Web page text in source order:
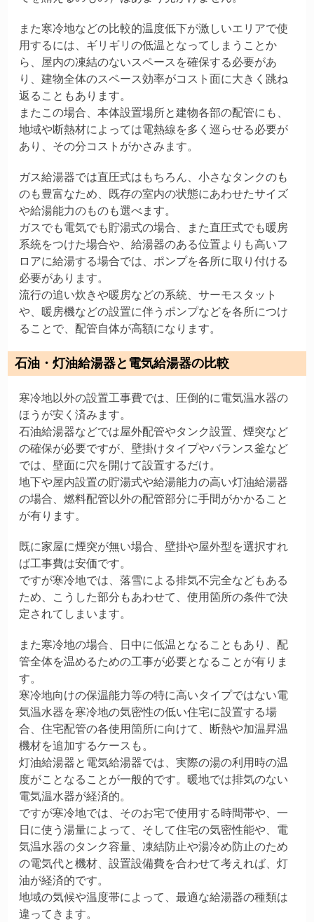
また寒冷地などの比較的温度低下が激しいエリアで使
用するには、ギリギリの低温となってしまうことか
ら、屋内の凍結のないスペースを確保する必要があ
り、建物全体のスペース効率がコスト面に大きく跳ね
返ることもあります。
またこの場合、本体設置場所と建物各部の配管にも、
地域や断熱材によっては電熱線を多く巡らせる必要が
あり、その分コストがかさみます。
ガス給湯器では直圧式はもちろん、小さなタンクのも
のも豊富なため、既存の室内の状態にあわせたサイズ
や給湯能力のものも選べます。
ガスでも電気でも貯湯式の場合、また直圧式でも暖房
系統をつけた場合や、給湯器のある位置よりも高いフ
ロアに給湯する場合では、ポンプを各所に取り付ける
必要があります。
流行の追い炊きや暖房などの系統、サーモスタット
や、暖房機などの設置に伴うポンプなどを各所につけ
ることで、配管自体が高額になります。
石油・灯油給湯器と電気給湯器の比較
寒冷地以外の設置工事費では、圧倒的に電気温水器の
ほうが安く済みます。
石油給湯器などでは屋外配管やタンク設置、煙突など
の確保が必要ですが、壁掛けタイプやバランス釜など
では、壁面に穴を開けて設置するだけ。
地下や屋内設置の貯湯式や給湯能力の高い灯油給湯器
の場合、燃料配管以外の配管部分に手間がかかること
が有ります。
既に家屋に煙突が無い場合、壁掛や屋外型を選択すれ
ば工事費は安価です。
ですが寒冷地では、落雪による排気不完全などもある
ため、こうした部分もあわせて、使用箇所の条件で決
定されてしまいます。
また寒冷地の場合、日中に低温となることもあり、配
管全体を温めるための工事が必要となることが有りま
す。
寒冷地向けの保温能力等の特に高いタイプではない電
気温水器を寒冷地の気密性の低い住宅に設置する場
合、住宅配管の各使用箇所に向けて、断熱や加温昇温
機材を追加するケースも。
灯油給湯器と電気給湯器では、実際の湯の利用時の温
度がことなることが一般的です。暖地では排気のない
電気温水器が経済的。
ですが寒冷地では、そのお宅で使用する時間帯や、一
日に使う湯量によって、そして住宅の気密性能や、電
気温水器のタンク容量、凍結防止や湯冷め防止のため
の電気代と機材、設置設備費を合わせて考えれば、灯
油が経済的です。
地域の気候や温度帯によって、最適な給湯器の種類は
違ってきます。